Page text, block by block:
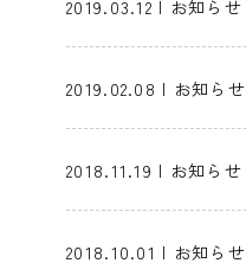
2019.03.12 | お知らせ
2019.02.08 | お知らせ
2018.11.19 | お知らせ
2018.10.01 | お知らせ